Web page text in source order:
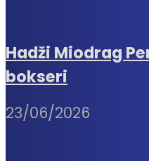
Hadži Miodrag
bokseri
23/06/2026